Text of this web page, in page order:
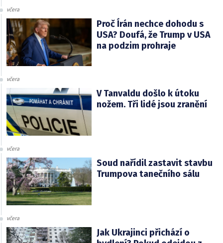
včera
Proč Írán nechce dohodu s
USA? Doufá, že Trump v USA
na podzim prohraje
včera
V Tanvaldu došlo k útoku
nožem. Tři lidé jsou zranění
včera
Soud nařídil zastavit stavbu
Trumpova tanečního sálu
včera
Jak Ukrajinci přichází o